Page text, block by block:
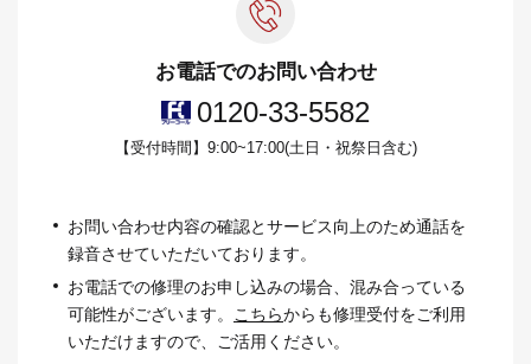
お電話でのお問い合わせ
0120-33-5582
【受付時間】9:00~17:00(土日・祝祭日含む)
お問い合わせ内容の確認とサービス向上のため通話を
録⾳させていただいております。
お電話での修理のお申し込みの場合、混み合っている
可能性がございます。
こちらからも修理受付をご利⽤
いただけますので、ご活⽤ください。